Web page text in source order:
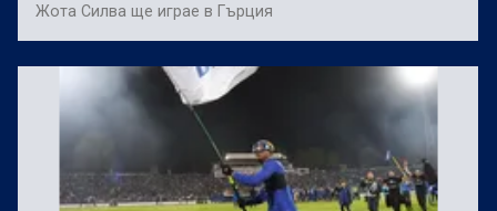
Жота Силва ще играе в Гърция